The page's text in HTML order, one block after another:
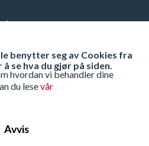
benytter seg av Cookies fra
se hva du gjør på siden.
hvordan vi behandler dine
du lesevår
Avvis
kontakt